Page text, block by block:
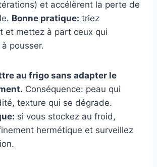
et accélèrent la perte de
Bonne pratique: triez
et mettez à part ceux qui
pousser.
au frigo sans adapter le
Conséquence: peau qui
texture qui se dégrade.
si vous stockez au froid,
hermétique et surveillez